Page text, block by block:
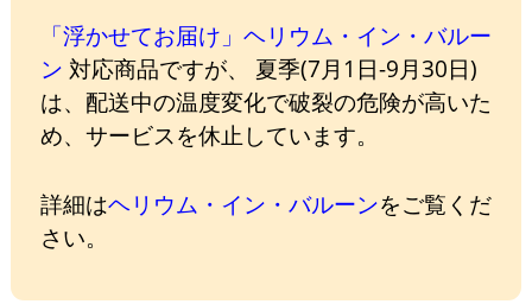
「浮かせてお届け」ヘリウム・イン・バルー
ン 対応商品ですが、 夏季(7月1日-9月30日)
は、配送中の温度変化で破裂の危険が高いた
め、サービスを休止しています。
詳細はヘリウム・イン・バルーンをご覧くだ
さい。